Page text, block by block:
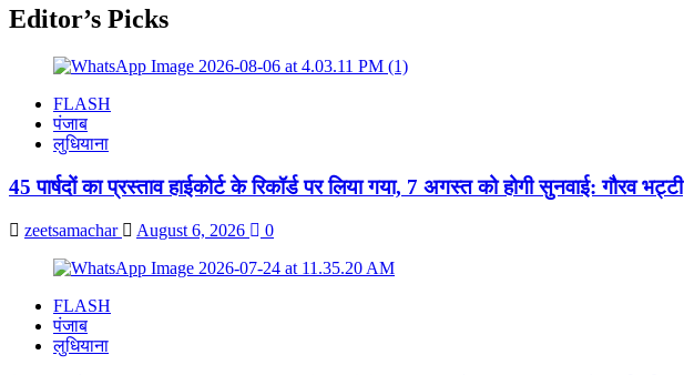
Editor’s Picks
FLASH
पंजाब
लुधियाना
45 पार्षदों का प्रस्ताव हाईकोर्ट के रिकॉर्ड पर लिया गया, 7 अगस्त को होगी सुनवाई: गौरव भट्टी
zeetsamachar August 6, 2026 0
FLASH
पंजाब
लुधियाना